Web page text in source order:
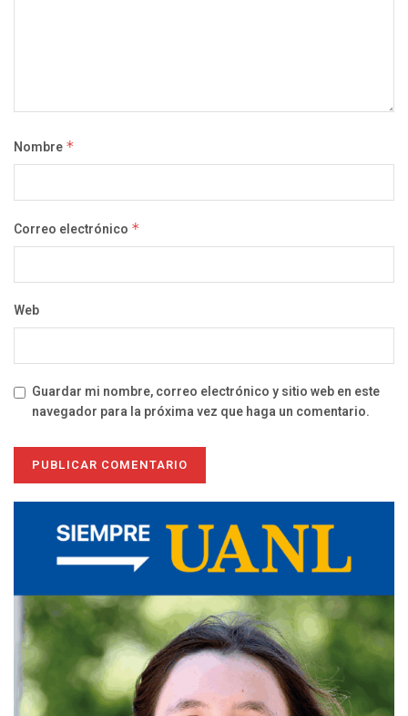
Nombre *
Correo electrónico *
Web
Guardar mi nombre, correo electrónico y sitio web en este
navegador para la próxima vez que haga un comentario.